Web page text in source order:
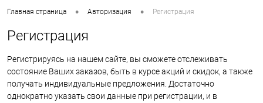
Главная страница • Авторизация • Регистрация
Регистрация
Регистрируясь на нашем сайте, вы сможете отслеживать
состояние Ваших заказов, быть в курсе акций и скидок, а также
получать индивидуальные предложения. Достаточно
однократно указать свои данные при регистрации, и в